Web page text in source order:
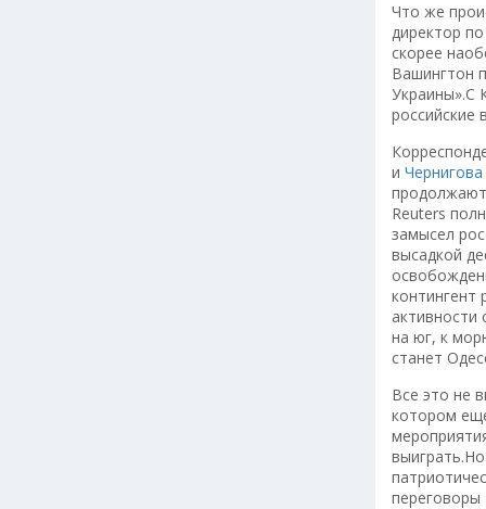
Что же
директор
скорее
Вашингтон
Украины».С
российские
и Чернигова
Reuters
замысел
высадкой
контингент
на юг, к
станет
Все это не
котором